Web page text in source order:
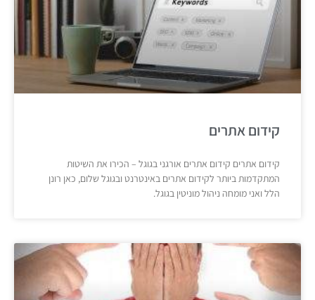
קידום אתרים
קידום אתרים קידום אתרים אורגני בגוגל – הכירו את השיטות
המתקדמות ביותר לקידום אתרים באינטרנט ובגוגל שלום, כאן רונן
הלל ואני מומחה ניהול מוניטין בגוגל.